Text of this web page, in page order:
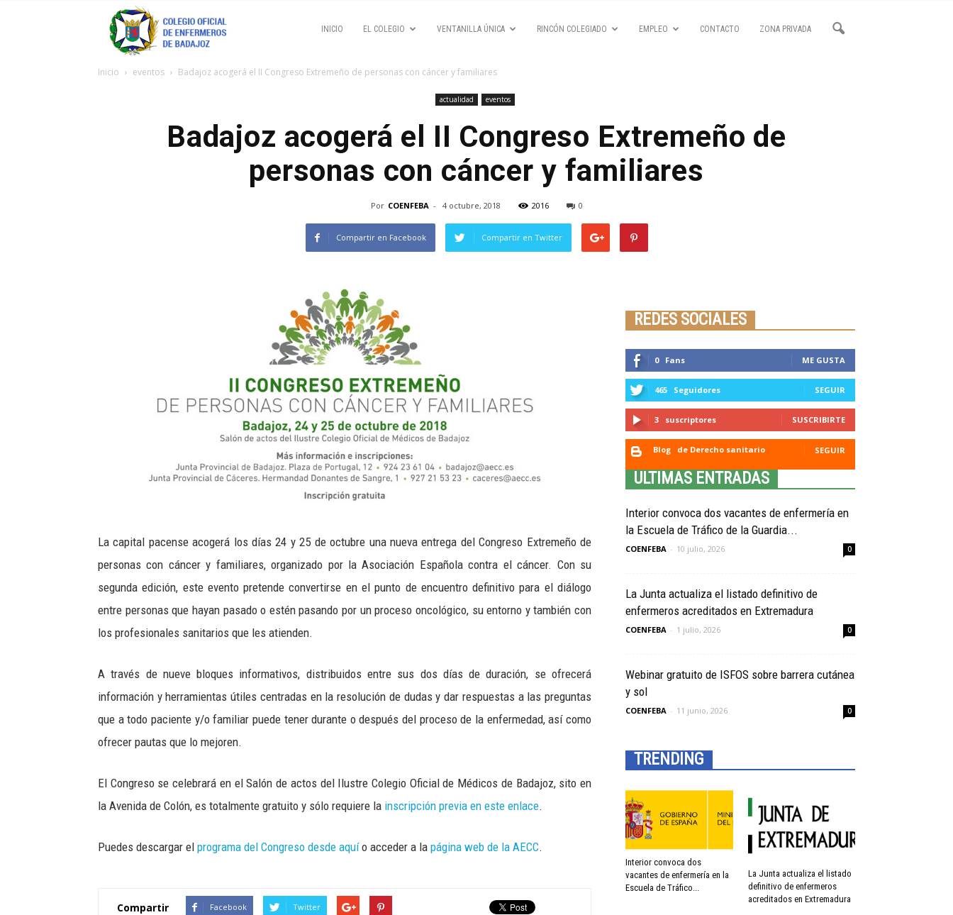
INICIO EL COLEGIO VENTANILLA ÚNICA RINCÓN COLEGIADO EMPLEO CONTACTO ZONA PRIVADA
Inicio eventos Badajoz acogerá el II Congreso Extremeño de personas con cáncer y familiares
actualidad eventos
Badajoz acogerá el II Congreso Extremeño de
personas con cáncer y familiares
Por COENFEBA - 4 octubre, 2018 2016 0
Compartir en Facebook Compartir en Twitter
La capital pacense acogerá los días 24 y 25 de octubre una nueva entrega del Congreso Extremeño de
personas con cáncer y familiares, organizado por la Asociación Española contra el cáncer. Con su
segunda edición, este evento pretende convertirse en el punto de encuentro definitivo para el diálogo
entre personas que hayan pasado o estén pasando por un proceso oncológico, su entorno y también con
los profesionales sanitarios que les atienden.
A través de nueve bloques informativos, distribuidos entre sus dos días de duración, se ofrecerá
información y herramientas útiles centradas en la resolución de dudas y dar respuestas a las preguntas
que a todo paciente y/o familiar puede tener durante o después del proceso de la enfermedad, así como
ofrecer pautas que lo mejoren.
El Congreso se celebrará en el Salón de actos del Ilustre Colegio Oficial de Médicos de Badajoz, sito en
la Avenida de Colón, es totalmente gratuito y sólo requiere la inscripción previa en este enlace.
Puedes descargar el programa del Congreso desde aquío acceder a la página web de la AECC.
Compartir Facebook Twitter
REDES SOCIALES
0 Fans ME GUSTA
465 Seguidores SEGUIR
3 suscriptores SUSCRIBIRTE
Blog de Derecho sanitario SEGUIR
ULTIMAS ENTRADAS
Interior convoca dos vacantes de enfermería en
la Escuela de Tráfico de la Guardia...
COENFEBA - 10 julio, 2026 0
La Junta actualiza el listado definitivo de
enfermeros acreditados en Extremadura
COENFEBA - 1 julio, 2026 0
Webinar gratuito de ISFOS sobre barrera cutánea
y sol
COENFEBA - 11 junio, 2026 0
TRENDING
Interior convoca dos
vacantes de enfermería en la
Escuela de Tráfico...
La Junta actualiza el listado
definitivo de enfermeros
acreditados en Extremadura